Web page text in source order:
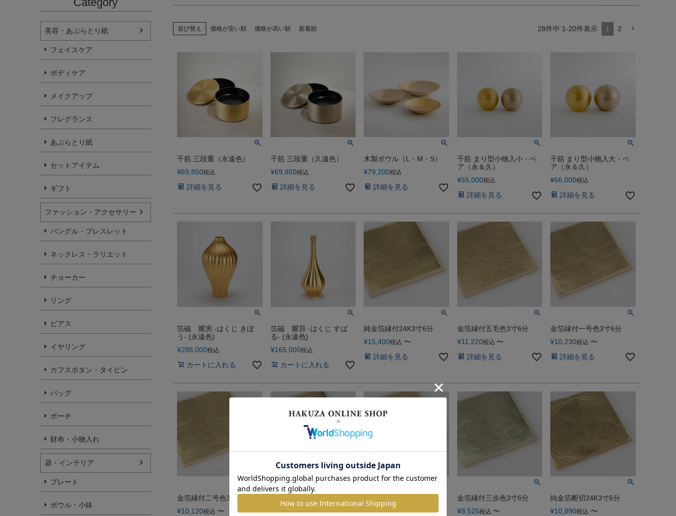
美容・あぶらとり紙
フェイスケア
ボディケア
メイクアップ
フレグランス
あぶらとり紙
セットアイテム
ギフト
ファッション・アクセサリー
バングル・ブレスレット
ネックレス・ラリエット
チョーカー
リング
ピアス
イヤリング
カフスボタン・タイピン
バッグ
ポーチ
財布・小物入れ
器・インテリア
プレート
ボウル・小鉢
並び替え 価格が安い順 価格が高い順 新着順 28件中 1-20件表示 1 2
千筋 三段重（永遠色）
¥69,850税込
詳細を見る
千筋 三段重（久遠色）
¥69,850税込
詳細を見る
木製ボウル（L・M・S）
¥79,200税込
詳細を見る
千筋 まり型小物入小・ペ
ア（永＆久）
¥55,000税込
詳細を見る
千筋 まり型小物入大・ペ
ア（永＆久）
¥66,000税込
詳細を見る
箔磁 耀房 -はくじ きぼ
う- (永遠色)
¥286,000税込
カートに入れる
箔磁 耀昴 -はくじ すば
る- (永遠色)
¥165,000税込
カートに入れる
純金箔縁付24K3寸6分
¥15,400税込 〜
詳細を見る
金箔縁付五毛色3寸6分
¥11,220税込 〜
詳細を見る
金箔縁付一号色3寸6分
¥10,230税込 〜
詳細を見る
金箔縁付二号色3寸6分
¥10,120税込 〜
¥9,240税込 〜
¥8,745税込 〜
金箔縁付三歩色3寸6分
¥8,525税込 〜
純金箔断切24K3寸6分
¥10,890税込 〜